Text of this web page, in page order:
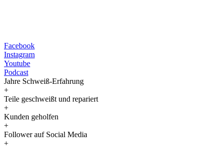
Facebook
Instagram
Youtube
Podcast
Jahre Schweiß-Erfahrung
+
Teile geschweißt und repariert
+
Kunden geholfen
+
Follower auf Social Media
+